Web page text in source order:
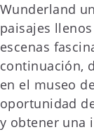
Wunderland
paisajes
escenas
continuación,
en el museo
oportunidad
y obtener una